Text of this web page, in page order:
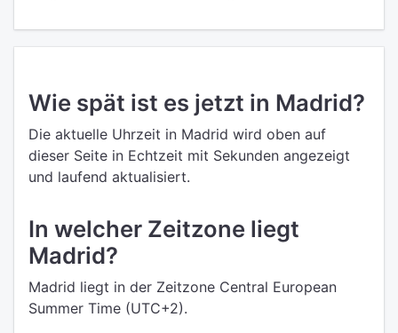
Wie spät ist es jetzt in Madrid?
Die aktuelle Uhrzeit in Madrid wird oben auf
dieser Seite in Echtzeit mit Sekunden angezeigt
und laufend aktualisiert.
In welcher Zeitzone liegt
Madrid?
Madrid liegt in der Zeitzone Central European
Summer Time (UTC+2).